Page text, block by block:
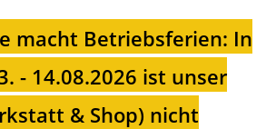
macht Betriebsferien: In
- 14.08.2026 ist unser
& Shop) nicht